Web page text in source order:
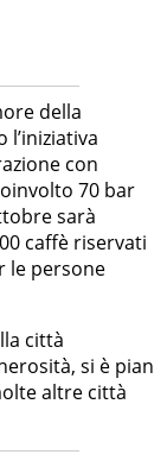
della
l’iniziativa
con
70 bar
sarà
caffè riservati
le persone
città
si è pian
altre città